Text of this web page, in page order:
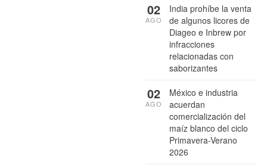
India prohíbe la venta
de algunos licores de
Diageo e Inbrew por
infracciones
relacionadas con
saborizantes
02
AGO
México e industria
acuerdan
comercialización del
maíz blanco del ciclo
Primavera-Verano
2026
02
AGO